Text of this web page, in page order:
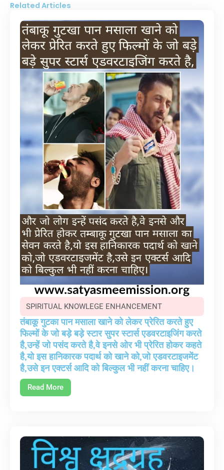
Related Articles
SPIRITUAL KNOWLEGE ENHANCEMENT
तंबाकू गुटका पान मसाला खाने को लेकर प्रेरित करते हुए
फिल्मों के जो बड़े बड़े स्टार सुपर स्टार्स एडवरटाइजिंग करते
है,उन्हें जो पसंद करते है,वे इनसे ओर भी प्रेरित होकर कहते
है,यो इस हानिकारक पदार्थ को खाने को,जो एडवरटाइजमेंट
है,उसे इन एक्टर्स आदि को बिल्कुल भी नहीं करना चाहिए।
Read More